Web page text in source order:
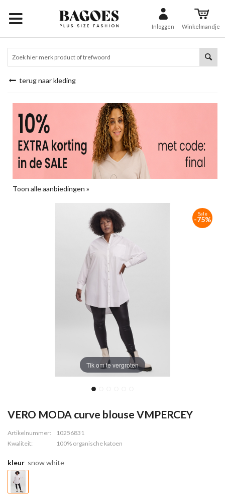
Inloggen Winkelmandje
terug naar kleding
Toon alle aanbiedingen »
Tik om te vergroten
Sale
-75%
VERO MODA curve blouse VMPERCEY
Artikelnummer:
10256831
Kwaliteit:
100% organische katoen
kleur snow white